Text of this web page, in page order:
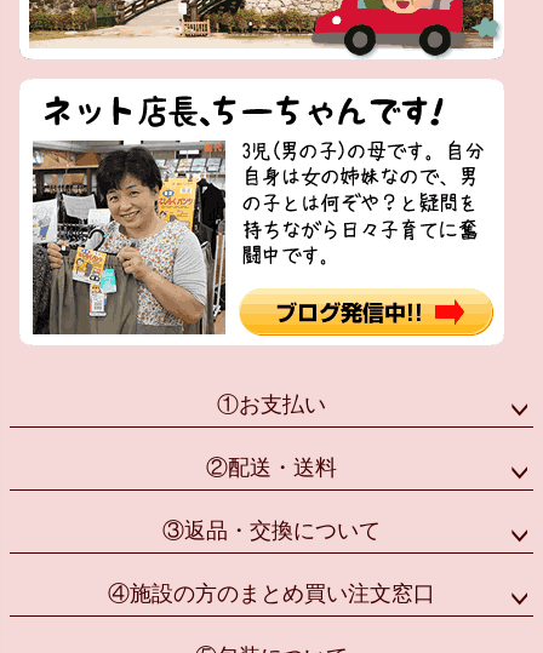
①お支払い
②配送・送料
③返品・交換について
④施設の方のまとめ買い注文窓口